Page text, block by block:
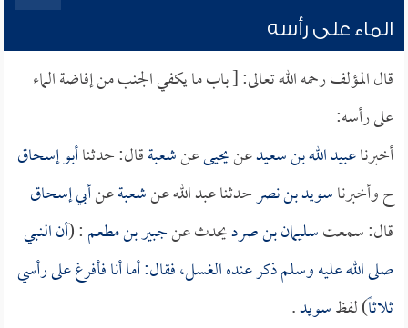
الماء على رأسه
قال المؤلف رحمه الله تعالى: [ باب ما يكفي الجنب من إفاضة الماء
على رأسه:
أخبرناعبيد الله بن سعيدعنيحيىعنشعبةقال: حدثناأبو إسحاق
ح وأخبرناسويد بن نصرحدثنا عبد الله عنشعبةعنأبي إسحاق
قال: سمعتسليمان بن صرديحدث عنجبير بن مطعم: (أن النبي
صلى الله عليه وسلم ذكر عنده الغسل، فقال: أما أنا فأفرغ على رأسي
ثلاثاً) لفظسويد.